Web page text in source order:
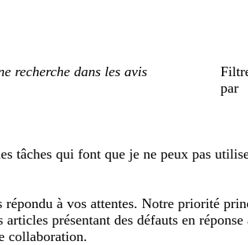
par
tâches qui font que je ne peux pas
à vos attentes. Notre priorité
présentant des défauts en
collaboration.